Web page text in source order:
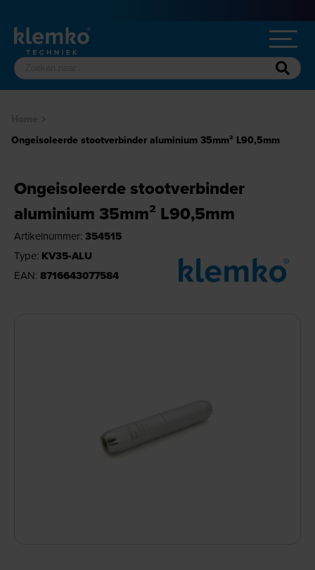
Ongeisoleerde stootverbinder aluminium 35mm² L90,5mm
Ongeisoleerde stootverbinder
aluminium 35mm² L90,5mm
Artikelnummer: 354515
Type: KV35-ALU
EAN: 8716643077584